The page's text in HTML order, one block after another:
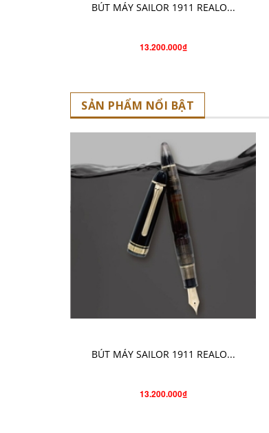
BÚT MÁY SAILOR 1911 REALO...
13.200.000₫
SẢN PHẨM NỔI BẬT
BÚT MÁY SAILOR 1911 REALO...
13.200.000₫